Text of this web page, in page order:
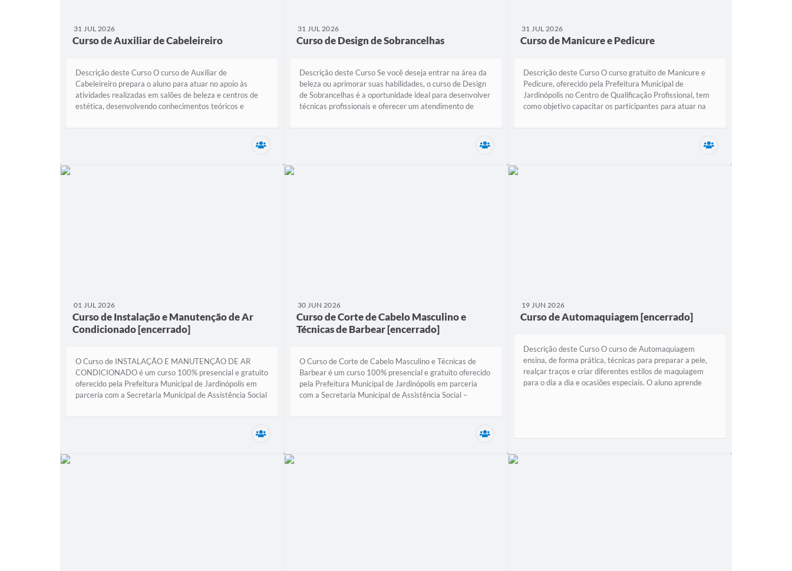
31 JUL 2026
Curso de Auxiliar de Cabeleireiro
Descrição deste Curso O curso de Auxiliar de
Cabeleireiro prepara o aluno para atuar no apoio às
atividades realizadas em salões de beleza e centros de
estética, desenvolvendo conhecimentos teóricos e
31 JUL 2026
Curso de Design de Sobrancelhas
Descrição deste Curso Se você deseja entrar na área da
beleza ou aprimorar suas habilidades, o curso de Design
de Sobrancelhas é a oportunidade ideal para desenvolver
técnicas profissionais e oferecer um atendimento de
31 JUL 2026
Curso de Manicure e Pedicure
Descrição deste Curso O curso gratuito de Manicure e
Pedicure, oferecido pela Prefeitura Municipal de
Jardinópolis no Centro de Qualificação Profissional, tem
como objetivo capacitar os participantes para atuar na
01 JUL 2026
Curso de Instalação e Manutenção de Ar
Condicionado [encerrado]
O Curso de INSTALAÇÃO E MANUTENÇÃO DE AR
CONDICIONADO é um curso 100% presencial e gratuito
oferecido pela Prefeitura Municipal de Jardinópolis em
parceria com a Secretaria Municipal de Assistência Social
30 JUN 2026
Curso de Corte de Cabelo Masculino e
Técnicas de Barbear [encerrado]
O Curso de Corte de Cabelo Masculino e Técnicas de
Barbear é um curso 100% presencial e gratuito oferecido
pela Prefeitura Municipal de Jardinópolis em parceria
com a Secretaria Municipal de Assistência Social –
19 JUN 2026
Curso de Automaquiagem [encerrado]
Descrição deste Curso O curso de Automaquiagem
ensina, de forma prática, técnicas para preparar a pele,
realçar traços e criar diferentes estilos de maquiagem
para o dia a dia e ocasiões especiais. O aluno aprende